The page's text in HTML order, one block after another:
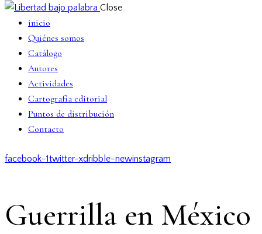
Close
inicio
Quiénes somos
Catálogo
Autores
Actividades
Cartografía editorial
Puntos de distribución
Contacto
facebook-1twitter-xdribble-newinstagram
Guerrilla en México